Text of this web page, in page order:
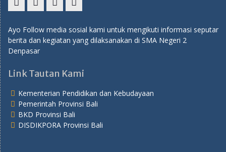
Ayo Follow media sosial kami untuk mengikuti informasi seputar
berita dan kegiatan yang dilaksanakan di SMA Negeri 2
Denpasar
Link Tautan Kami
Kementerian Pendidikan dan Kebudayaan
Pemerintah Provinsi Bali
BKD Provinsi Bali
DISDIKPORA Provinsi Bali